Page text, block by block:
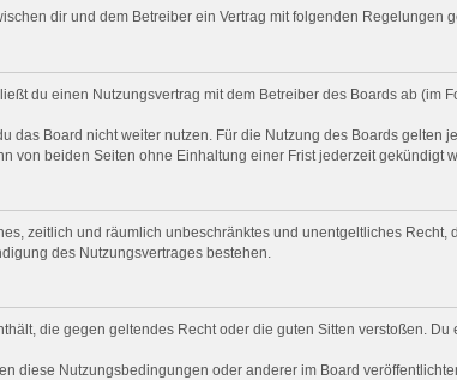
dir und dem Betreiber ein Vertrag mit folgenden Regelungen
du einen Nutzungsvertrag mit dem Betreiber des Boards ab
das Board nicht weiter nutzen. Für die Nutzung des Boards gelten
von beiden Seiten ohne Einhaltung einer Frist jederzeit gekündigt
zeitlich und räumlich unbeschränktes und unentgeltliches
des Nutzungsvertrages bestehen.
die gegen geltendes Recht oder die guten Sitten verstoßen.
diese Nutzungsbedingungen oder anderer im Board